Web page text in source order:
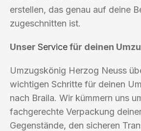
erstellen, das genau auf deine
zugeschnitten ist.
Unser Servicefür deinen
Umzugskönig Herzog Neuss
wichtigen Schritte für deinen
nach Braila. Wir kümmern uns
fachgerechte Verpackung
Gegenstände, den sicheren